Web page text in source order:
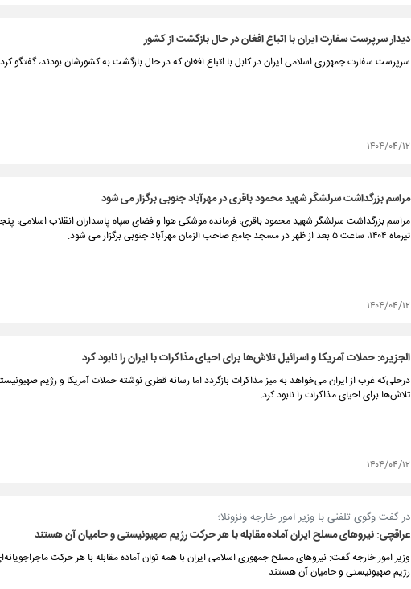
دیدار سرپرست سفارت ایران با اتباع افغان در حال بازگشت از کشور
سرپرست سفارت جمهوری اسلامی ایران در کابل با اتباع افغان که در حال بازگشت به کشورشان بودند، گفتگو
۱۴۰۴/۰۴/۱۲
مراسم بزرگداشت سرلشگر شهید محمود باقری در مهرآباد جنوبی برگزار می شود
تیرماه ۱۴۰۴، ساعت ۵ بعد از ظهر در مسجد جامع صاحب الزمان مهرآباد جنوبی برگزار می شود.
۱۴۰۴/۰۴/۱۲
الجزیره: حملات آمریکا و اسرائیل تلاش‌ها برای احیای مذاکرات با ایران را نابود کرد
درحلی‌که غرب از ایران می‌خواهد به میز مذاکرات بازگردد اما رسانه قطری نوشته حملات آمریکا و رژیم
تلاش‌ها برای احیای مذاکرات را نابود کرد.
۱۴۰۴/۰۴/۱۲
در گفت وگوی تلفنی با وزیر امور خارجه ونزوئلا؛
عراقچی: نیروهای مسلح ایران آماده مقابله با هر حرکت رژیم صهیونیستی و حامیان آن هستند
وزیر امور خارجه گفت: نیروهای مسلح جمهوری اسلامی ایران با همه توان آماده مقابله با هر حرکت
رژیم صهیونیستی و حامیان آن هستند.